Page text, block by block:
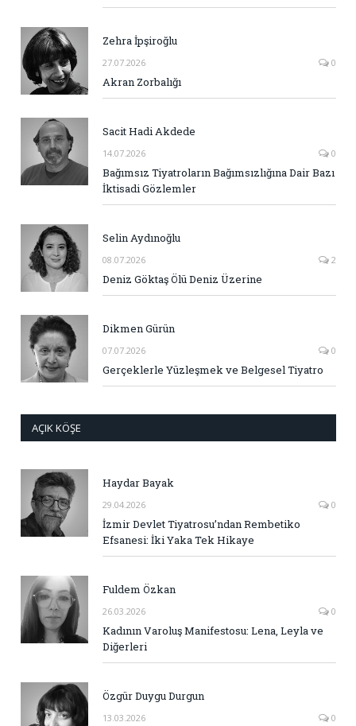
Zehra İpşiroğlu
27.07.2026 0
Akran Zorbalığı
Sacit Hadi Akdede
14.07.2026 0
Bağımsız Tiyatroların Bağımsızlığına Dair Bazı
İktisadi Gözlemler
Selin Aydınoğlu
08.07.2026 2
Deniz Göktaş Ölü Deniz Üzerine
Dikmen Gürün
07.07.2026 0
Gerçeklerle Yüzleşmek ve Belgesel Tiyatro
AÇIK KÖŞE
Haydar Bayak
29.04.2026 0
İzmir Devlet Tiyatrosu’ndan Rembetiko
Efsanesi: İki Yaka Tek Hikaye
Fuldem Özkan
26.03.2026 0
Kadının Varoluş Manifestosu: Lena, Leyla ve
Diğerleri
Özgür Duygu Durgun
13.03.2026 0